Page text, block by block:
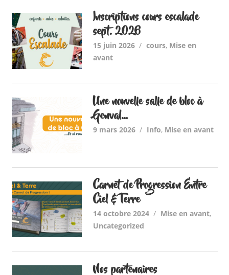
Inscriptions cours escalade
sept. 2026
15 juin 2026 cours, Mise en
avant
Une nouvelle salle de bloc à
Genval…
9 mars 2026 Info, Mise en avant
Carnet de Progression Entre
Ciel & Terre
14 octobre 2024 Mise en avant,
Uncategorized
Nos partenaires